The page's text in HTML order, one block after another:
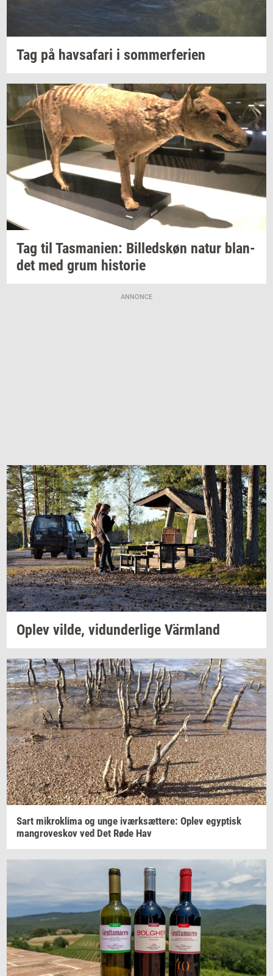
Tag på havs­a­fa­ri i som­mer­fe­ri­en
Tag til Tas­ma­ni­en: Bil­leds­køn natur blan­
det med grum hi­sto­rie
ANNONCE
Oplev vilde, vi­dun­der­li­ge Värmland
Sart mi­krokli­ma og unge iværk­sæt­te­re: Oplev egyp­tisk
man­grove­skov ved Det Røde Hav